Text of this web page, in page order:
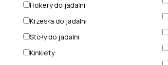
Hokery do jadalni
Krzesła do jadalni
Stoły do jadalni
Kinkiety